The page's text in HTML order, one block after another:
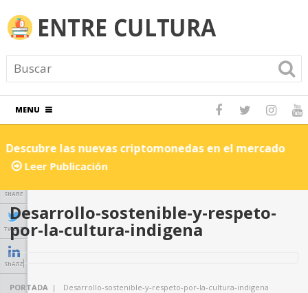
MENU
Descubre las nuevas criptomonedas en el mercado
Leer Publicación
SHARE
TWEET
SHARE
Desarrollo-sostenible-y-respeto-
por-la-cultura-indigena
PORTADA | Desarrollo-sostenible-y-respeto-por-la-cultura-indigena